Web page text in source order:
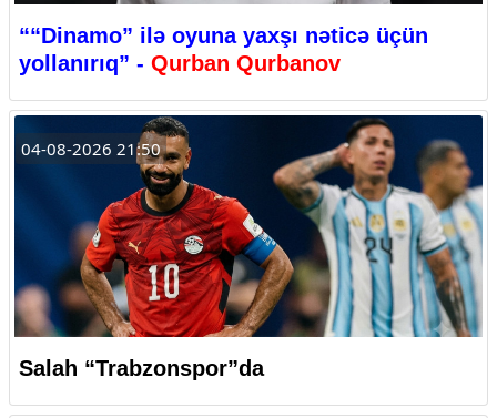
““Dinamo” ilə oyuna yaxşı nəticə üçün
yollanırıq” - Qurban Qurbanov
04-08-2026 21:50
Salah “Trabzonspor”da